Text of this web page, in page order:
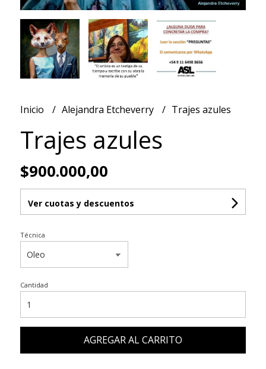
Inicio Alejandra Etcheverry Trajes azules
Trajes azules
$900.000,00
Ver cuotas y descuentos
Técnica
Cantidad
AGREGAR AL CARRITO